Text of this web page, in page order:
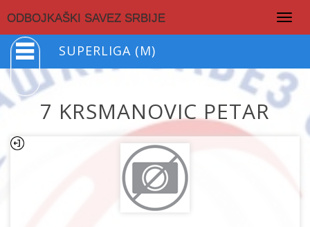
ODBOJKAŠKI SAVEZ SRBIJE
SUPERLIGA (M)
7 KRSMANOVIC PETAR